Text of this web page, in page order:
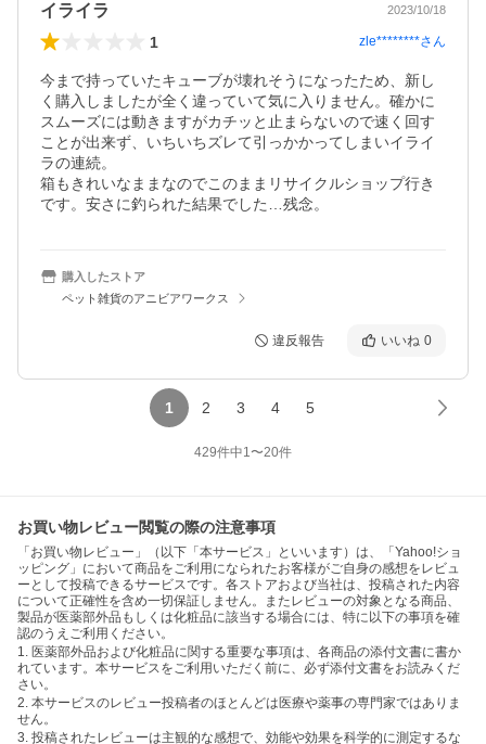
イライラ 2023/10/18
1 zle********さん
今まで持っていたキューブが壊れそうになったため、新し
く購入しましたが全く違っていて気に入りません。確かに
スムーズには動きますがカチッと止まらないので速く回す
ことが出来ず、いちいちズレて引っかかってしまいイライ
ラの連続。
箱もきれいなままなのでこのままリサイクルショップ行き
です。安さに釣られた結果でした…残念。
購入したストア
ペット雑貨のアニビアワークス
違反報告 いいね 0
1 2 3 4 5
429件中1〜20件
お買い物レビュー閲覧の際の注意事項
「お買い物レビュー」（以下「本サービス」といいます）は、「Yahoo!ショ
ッピング」において商品をご利用になられたお客様がご自身の感想をレビュ
ーとして投稿できるサービスです。各ストアおよび当社は、投稿された内容
について正確性を含め一切保証しません。またレビューの対象となる商品、
製品が医薬部外品もしくは化粧品に該当する場合には、特に以下の事項を確
認のうえご利用ください。
1. 医薬部外品および化粧品に関する重要な事項は、各商品の添付文書に書か
れています。本サービスをご利用いただく前に、必ず添付文書をお読みくだ
さい。
2. 本サービスのレビュー投稿者のほとんどは医療や薬事の専門家ではありま
せん。
3. 投稿されたレビューは主観的な感想で、効能や効果を科学的に測定するな